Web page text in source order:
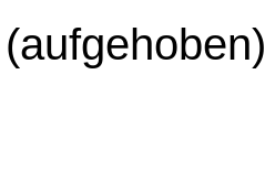
(aufgehoben)